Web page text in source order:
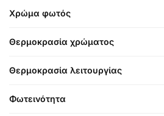
Χρώμα φωτός
Θερμοκρασία χρώματος
Θερμοκρασία λειτουργίας
Φωτεινότητα